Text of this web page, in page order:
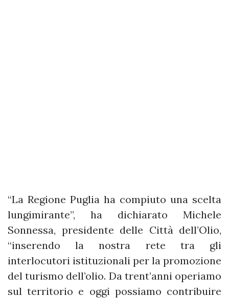
“La Regione Puglia ha compiuto una scelta
lungimirante”, ha dichiarato Michele
Sonnessa, presidente delle Città dell’Olio,
“inserendo la nostra rete tra gli
interlocutori istituzionali per la promozione
del turismo dell’olio. Da trent’anni operiamo
sul territorio e oggi possiamo contribuire